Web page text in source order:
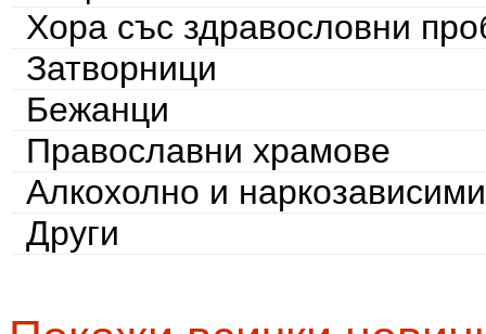
Хора със здравословни
Затворници
Бежанци
Православни храмове
Алкохолно и наркозависими
Други